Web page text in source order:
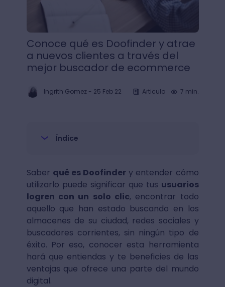
Conoce qué es Doofinder y atrae
a nuevos clientes a través del
mejor buscador de ecommerce
Ingrith Gomez- 25 Feb 22 Articulo 7 min.
Índice
Saber qué es Doofinder y entender cómo
utilizarlo puede significar que tus usuarios
logren con un solo clic, encontrar todo
aquello que han estado buscando en los
almacenes de su ciudad, redes sociales y
buscadores corrientes, sin ningún tipo de
éxito. Por eso, conocer esta herramienta
hará que entiendas y te beneficies de las
ventajas que ofrece una parte del mundo
digital.